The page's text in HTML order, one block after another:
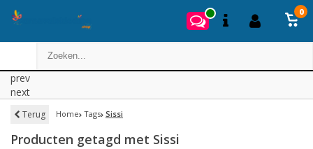
0
prev
next
Terug Home Tags Sissi
Producten getagd met Sissi